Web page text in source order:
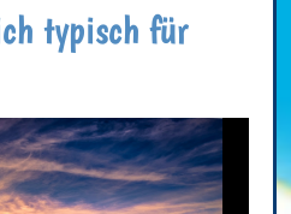
typisch für